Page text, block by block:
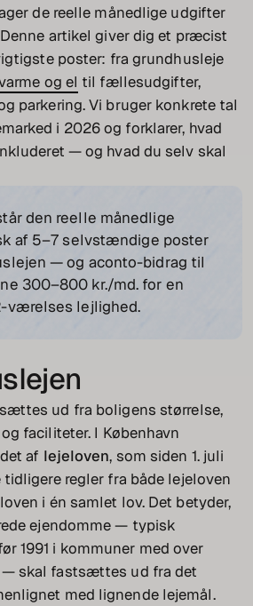
de reelle månedlige udgifter
artikel giver dig et præcist
poster: fra grundhusleje
og el til fællesudgifter,
parkering. Vi bruger konkrete tal
i 2026 og forklarer, hvad
— og hvad du selv skal
den reelle månedlige
af 5–7 selvstændige poster
— og aconto-bidrag til
300–800 kr./md. for en
værelses lejlighed.
ud fra boligens størrelse,
faciliteter. I København
af lejeloven, som siden 1. juli
regler fra både lejeloven
i én samlet lov. Det betyder,
ejendomme — typisk
1991 i kommuner med over
skal fastsættes ud fra det
med lignende lejemål.